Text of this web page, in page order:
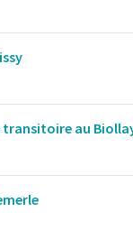
transitoire au